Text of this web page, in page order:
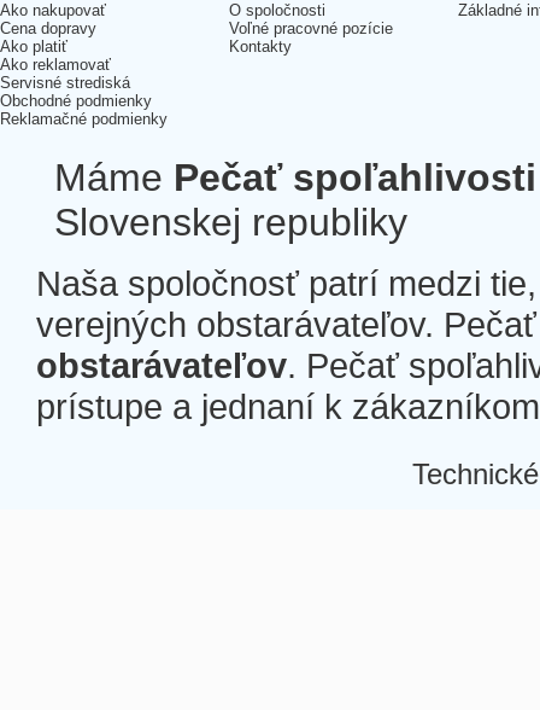
Ako nakupovať
Cena dopravy
Ako platiť
Ako reklamovať
Servisné strediská
Obchodné podmienky
Reklamačné podmienky
O spoločnosti
Voľné pracovné pozície
Kontakty
Základné
Máme Pečať spoľahlivosti
Slovenskej republiky
Naša spoločnosť patrí medzi
verejných obstarávateľov.
obstarávateľov. Pečať
prístupe a jednaní k